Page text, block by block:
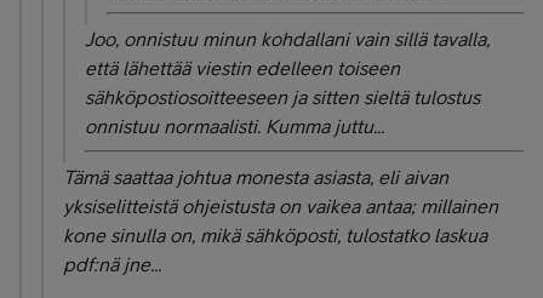
Joo, onnistuu minun kohdallani vain sillä tavalla,
että lähettää viestin edelleen toiseen
sähköpostiosoitteeseen ja sitten sieltä tulostus
onnistuu normaalisti. Kumma juttu...
Tämä saattaa johtua monesta asiasta, eli aivan
yksiselitteistä ohjeistusta on vaikea antaa; millainen
kone sinulla on, mikä sähköposti, tulostatko laskua
pdf:nä jne...